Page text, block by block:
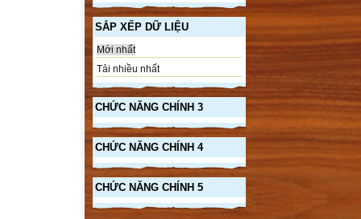
SẮP XẾP DỮ LIỆU
Mới nhất
Tải nhiều nhất
CHỨC NĂNG CHÍNH 3
CHỨC NĂNG CHÍNH 4
CHỨC NĂNG CHÍNH 5